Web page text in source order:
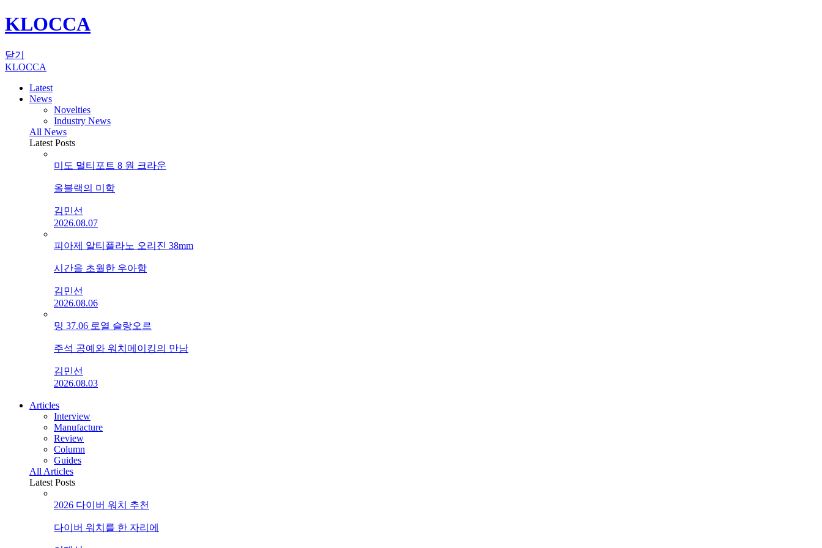
KLOCCA
닫기
KLOCCA
Latest
News
Novelties
Industry News
All News
Latest Posts
미도 멀티포트 8 원 크라운
올블랙의 미학
김민선
2026.08.07
피아제 알티플라노 오리진 38mm
시간을 초월한 우아함
김민선
2026.08.06
밍 37.06 로열 슬랑오르
주석 공예와 워치메이킹의 만남
김민선
2026.08.03
Articles
Interview
Manufacture
Review
Column
Guides
All Articles
Latest Posts
2026 다이버 워치 추천
다이버 워치를 한 자리에